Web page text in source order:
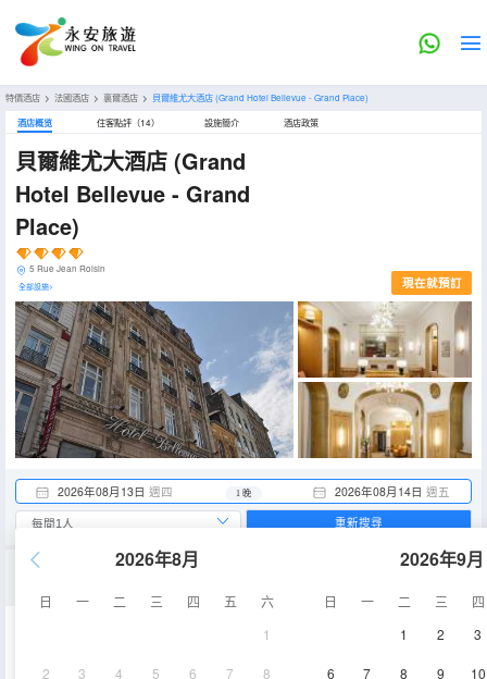
特價酒店 > 法國酒店 > 裏爾酒店 > 貝爾維尤大酒店(Grand Hotel Bellevue - Grand Place)
酒店概览 住客點評（14） 設施簡介 酒店政策
貝爾維尤大酒店 (Grand
Hotel Bellevue - Grand
Place)
5 Rue Jean Roisin
全部設施> 現在就預訂
2026年08月13日 週四 2026年08月14日 週五
1 晚
2026年8月
日 一 二 三 四 五
六
1
2 3 4 5 6 7 8
2026年9月
日 一 二 三
四
1
2 3
6 7 8 9 10
重新搜尋
電視機